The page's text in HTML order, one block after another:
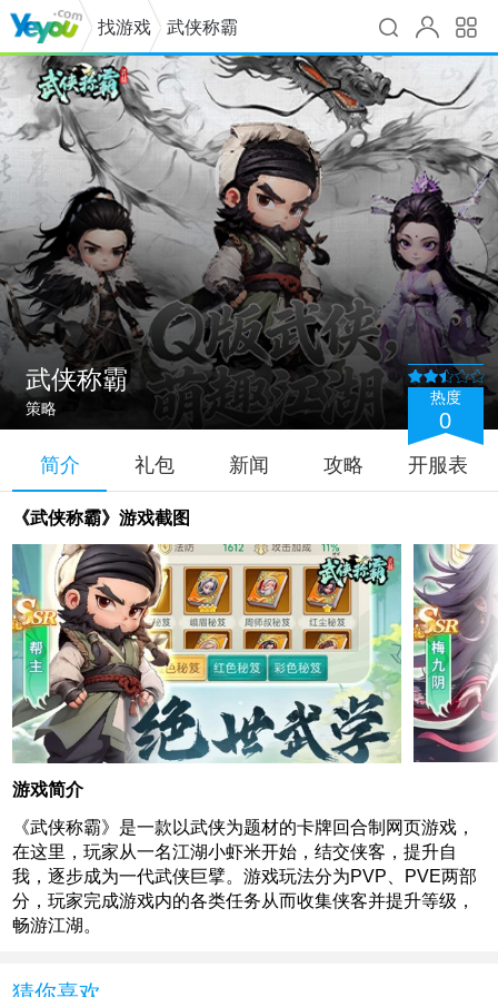
找游戏 武侠称霸
武侠称霸
策略
热度
0
简介 礼包 新闻 攻略 开服表
《武侠称霸》游戏截图
游戏简介
《武侠称霸》是一款以武侠为题材的卡牌回合制网页游戏，
在这里，玩家从一名江湖小虾米开始，结交侠客，提升自
我，逐步成为一代武侠巨擘。游戏玩法分为PVP、PVE两部
分，玩家完成游戏内的各类任务从而收集侠客并提升等级，
畅游江湖。